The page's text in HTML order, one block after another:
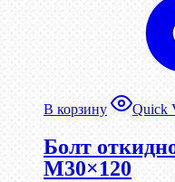
В корзину Quick
Болт
М30×120